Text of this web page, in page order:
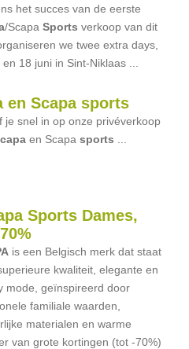
het succes van de eerste
/ScapaSports verkoop van dit
we twee extra days,
18 juni in Sint-Niklaas ...
en Scapa sports
je snel in op onze privéverkoop
en Scapasports
Sports Dames,
is een Belgisch merk dat staat
kwaliteit, elegante en
mode, geïnspireerd door
familiale waarden,
materialen en warme
van grote kortingen (tot -70%)